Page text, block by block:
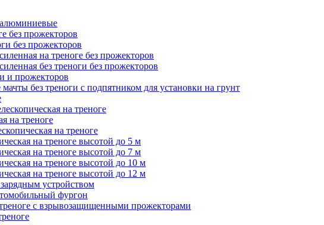
без прожекторов
без прожекторов
на треноге без прожекторов
без треноги без прожекторов
и прожекторов
без треноги с подпятником для установки на грунт
на треноге
на треноге
на треноге
на треноге высотой до 5 м
на треноге высотой до 7 м
на треноге высотой до 10 м
на треноге высотой до 12 м
устройством
фургон
с взрывозащищенными прожекторами